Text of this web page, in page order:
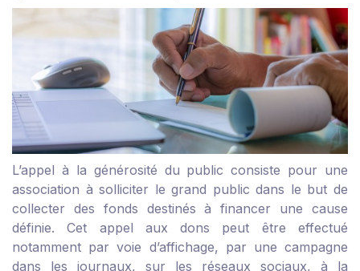
L’appel à la générosité du public consiste pour une
association à solliciter le grand public dans le but de
collecter des fonds destinés à financer une cause
définie. Cet appel aux dons peut être effectué
notamment par voie d’affichage, par une campagne
dans les journaux, sur les réseaux sociaux, à la